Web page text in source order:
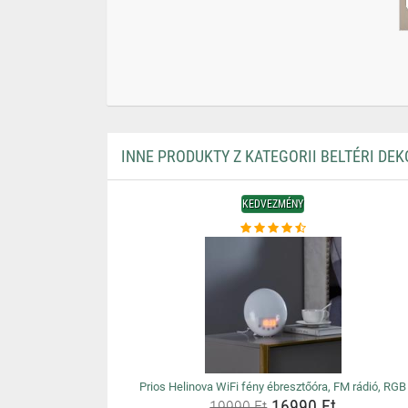
INNE PRODUKTY Z KATEGORII BELTÉRI
KEDVEZMÉNY
Prios Helinova WiFi fény ébresztőóra, FM rádió, RGB